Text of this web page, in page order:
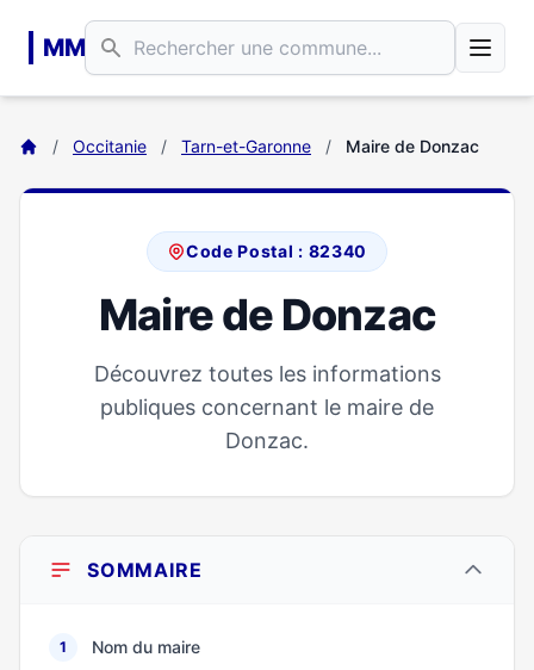
MM
/ Occitanie / Tarn-et-Garonne / Maire de Donzac
Code Postal : 82340
Maire de Donzac
Découvrez toutes les informations
publiques concernant le maire de
Donzac.
SOMMAIRE
1 Nom du maire